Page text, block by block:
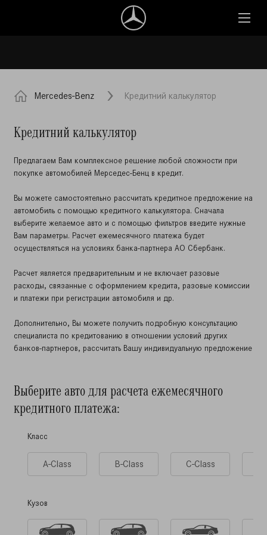
Mercedes-Benz Кредитний калькулятор
Кредитний калькулятор
Предлагаем Вам комплексное решение любой сложности при
покупке автомобилей Мерседес-Бенц в кредит.
Вы можете самостоятельно рассчитать кредитное предложение на
автомобиль с помощью кредитного калькулятора. Сначала
выберите желаемое авто и с помощью фильтров введите нужные
Вам параметры. Расчет ежемесячного платежа будет
осуществляться на условиях банка-партнера АО Сбербанк.
Расчет является предварительным и не включает разовые
расходы, связанные с оформлением кредита, разовые комиссии
и платежи при регистрации автомобиля и др.
Дополнительно, Вы можете получить подробную консультацию
специалиста по кредитованию в отношении условий других
банков-партнеров, рассчитать Вашу индивидуальную предложение
Выберите авто для расчета ежемесячного
кредитного платежа:
Класс
A-Class B-Class C-Class
Кузов